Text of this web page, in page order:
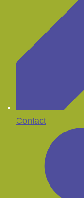
Contact